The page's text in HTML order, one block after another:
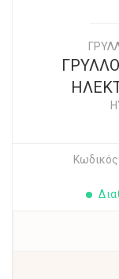
Κωδικός: